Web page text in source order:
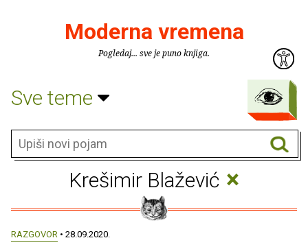
Moderna vremena
Pogledaj... sve je puno knjiga.
Sve teme
Krešimir Blažević ×
RAZGOVOR • 28.09.2020.